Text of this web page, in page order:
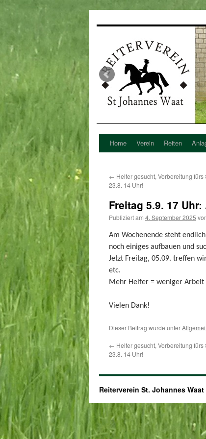
Zum
springen
Home Verein Reiten
← Helfer gesucht, Vorbereitung fürs
23.8. 14 Uhr!
Freitag 5.9. 17
Publiziert am 4. September 2025
Am Wochenende steht
noch einiges aufbauen und
Jetzt Freitag, 05.09. treffen
etc.
Mehr Helfer = weniger
Vielen Dank!
Dieser Beitrag wurde unter
← Helfer gesucht, Vorbereitung fürs
23.8. 14 Uhr!
Reiterverein St. Johannes Waat